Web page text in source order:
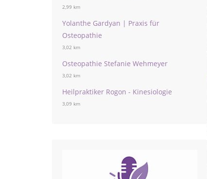
2,99 km
Yolanthe Gardyan | Praxis für
Osteopathie
3,02 km
Osteopathie Stefanie Wehmeyer
3,02 km
Heilpraktiker Rogon - Kinesiologie
3,09 km